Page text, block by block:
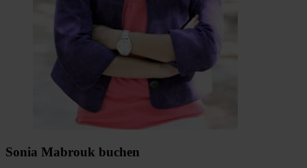
Sonia Mabrouk buchen